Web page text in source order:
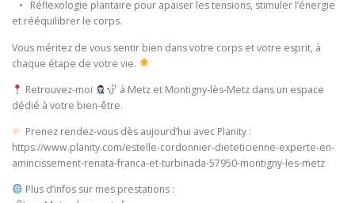
• Réflexologie plantaire pour apaiser les tensions, stimuler l’énergie
et rééquilibrer le corps.
Vous méritez de vous sentir bien dans votre corps et votre esprit, à
chaque étape de votre vie.
Retrouvez-moi
à Metz et Montigny-lès-Metz dans un espace
dédié à votre bien-être.
Prenez rendez-vous dès aujourd’hui avec Planity :
https://www.planity.com/estelle-cordonnier-dieteticienne-experte-en-
amincissement-renata-franca-et-turbinada-57950-montigny-les-metz
Plus d’infos sur mes prestations :